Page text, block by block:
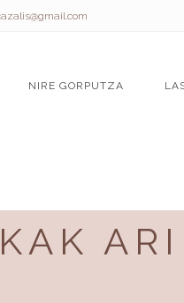
NIRE GORPUTZA